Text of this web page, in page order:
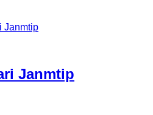
Janmtip